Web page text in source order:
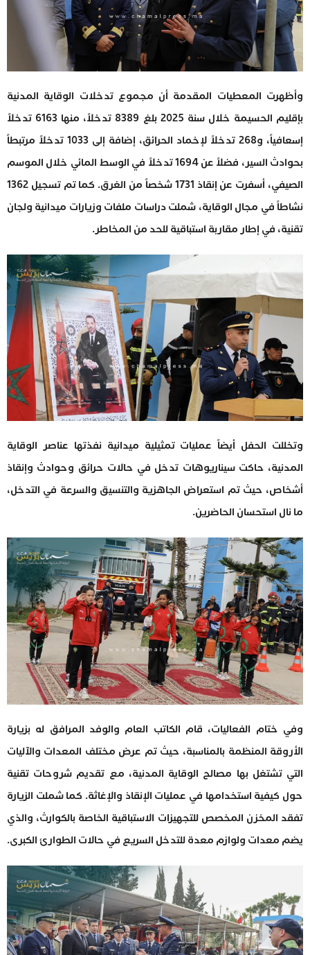
وأظهرت المعطيات المقدمة أن مجموع تدخلات الوقاية المدنية
بإقليم الحسيمة خلال سنة 2025 بلغ 8389 تدخلاً، منها 6163 تدخلاً
إسعافياً، و268 تدخلاً لإخماد الحرائق، إضافة إلى 1033 تدخلاً مرتبطاً
بحوادث السير، فضلاً عن 1694 تدخلاً في الوسط المائي خلال الموسم
الصيفي، أسفرت عن إنقاذ 1731 شخصاً من الغرق. كما تم تسجيل 1362
نشاطاً في مجال الوقاية، شملت دراسات ملفات وزيارات ميدانية ولجان
تقنية، في إطار مقاربة استباقية للحد من المخاطر.
وتخللت الحفل أيضاً عمليات تمثيلية ميدانية نفذتها عناصر الوقاية
المدنية، حاكت سيناريوهات تدخل في حالات حرائق وحوادث وإنقاذ
أشخاص، حيث تم استعراض الجاهزية والتنسيق والسرعة في التدخل،
ما نال استحسان الحاضرين.
وفي ختام الفعاليات، قام الكاتب العام والوفد المرافق له بزيارة
الأروقة المنظمة بالمناسبة، حيث تم عرض مختلف المعدات والآليات
التي تشتغل بها مصالح الوقاية المدنية، مع تقديم شروحات تقنية
حول كيفية استخدامها في عمليات الإنقاذ والإغاثة. كما شملت الزيارة
تفقد المخزن المخصص للتجهيزات الاستباقية الخاصة بالكوارث، والذي
يضم معدات ولوازم معدة للتدخل السريع في حالات الطوارئ الكبرى.